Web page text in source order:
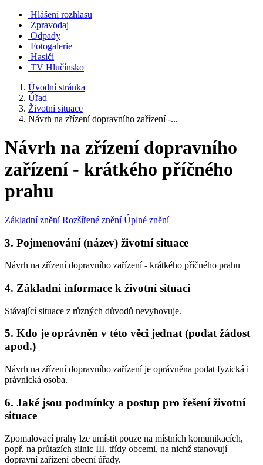
Hlášení rozhlasu
Zpravodaj
Odpady
Fotogalerie
Hasiči
TV Hlučínsko
Úvodní stránka
Úřad
Životní situace
Návrh na zřízení dopravního zařízení -...
Návrh na zřízení dopravního
zařízení - krátkého příčného
prahu
Základní znění Rozšířené znění Úplné znění
3. Pojmenování (název) životní situace
Návrh na zřízení dopravního zařízení - krátkého příčného prahu
4. Základní informace k životní situaci
Stávající situace z různých důvodů nevyhovuje.
5. Kdo je oprávněn v této věci jednat (podat žádost
apod.)
Návrh na zřízení dopravního zařízení je oprávněna podat fyzická i
právnická osoba.
6. Jaké jsou podmínky a postup pro řešení životní
situace
Zpomalovací prahy lze umístit pouze na místních komunikacích,
popř. na průtazích silnic III. třídy obcemi, na nichž stanovují
dopravní zařízení obecní úřady.